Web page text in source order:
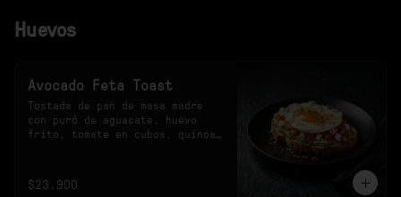
Huevos
Avocado Feta Toast
Tostada de pan de masa madre
con puré de aguacate, huevo
frito, tomate en cubos, quinoa
$23.900